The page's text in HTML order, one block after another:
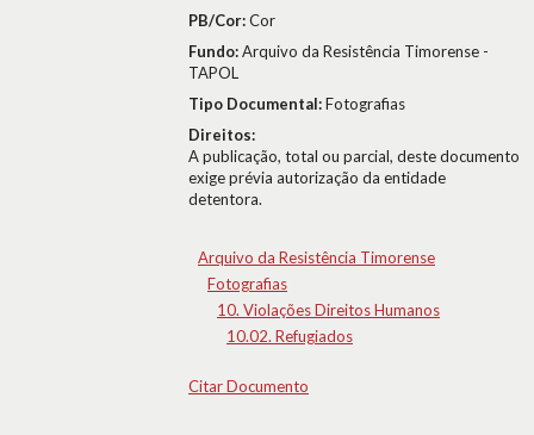
PB/Cor:Cor
Fundo:Arquivo da Resistência Timorense -
TAPOL
Tipo Documental:Fotografias
Direitos:
A publicação, total ou parcial, deste documento
exige prévia autorização da entidade
detentora.
Arquivo da Resistência Timorense
Fotografias
10. Violações Direitos Humanos
10.02. Refugiados
Citar Documento